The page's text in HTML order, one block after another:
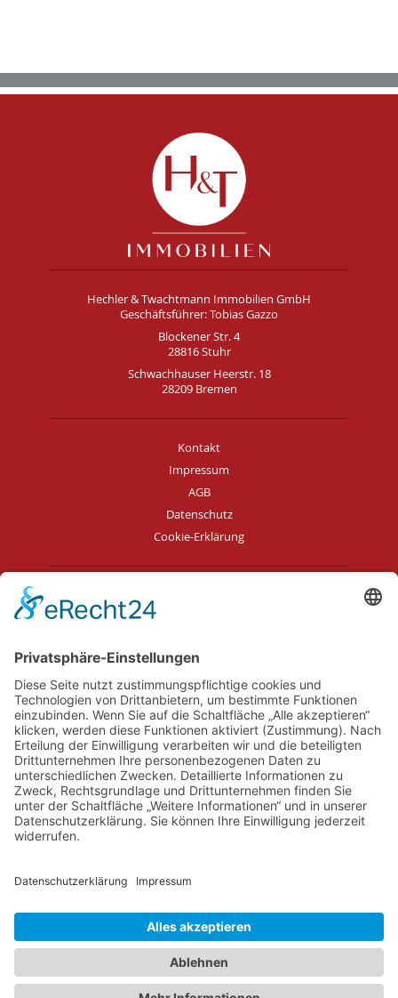
Hechler & Twachtmann Immobilien GmbH
Geschäftsführer: Tobias Gazzo
Blockener Str. 4
28816 Stuhr
Schwachhauser Heerstr. 18
28209 Bremen
Kontakt
Impressum
AGB
Datenschutz
Cookie-Erklärung
Immobilie verkaufen in Delmenhorst
Immobilienmakler Stuhr
Immobilienmakler Weyhe